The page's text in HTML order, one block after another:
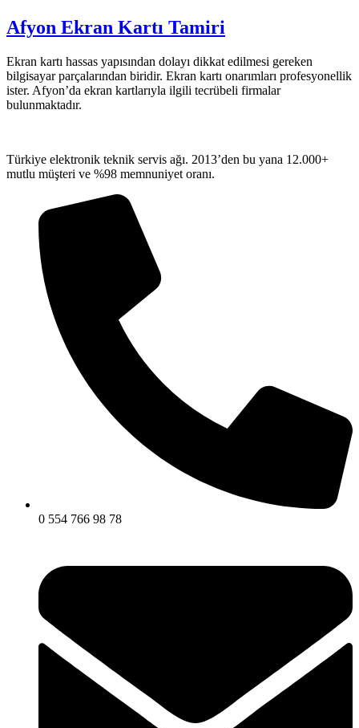
Afyon Ekran Kartı Tamiri
Ekran kartı hassas yapısından dolayı dikkat edilmesi gereken
bilgisayar parçalarından biridir. Ekran kartı onarımları profesyonellik
ister. Afyon’da ekran kartlarıyla ilgili tecrübeli firmalar
bulunmaktadır.
Türkiye elektronik teknik servis ağı. 2013’den bu yana 12.000+
mutlu müşteri ve %98 memnuniyet oranı.
0 554 766 98 78